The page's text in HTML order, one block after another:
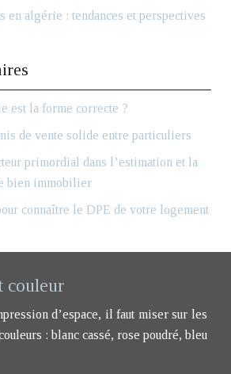
en algérie : tendances et perspectives
est la forme correcte ?
de vente solide entre particuliers
primordial dans l’estimation et la
bien immobilier
connaître le DPE de votre logement
couleur
d’espace, il faut miser sur les
: blanc cassé, rose poudré, bleu